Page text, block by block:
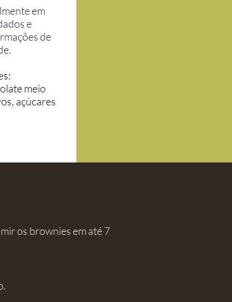
em
e
de
meio
açúcares
os browniesem até 7